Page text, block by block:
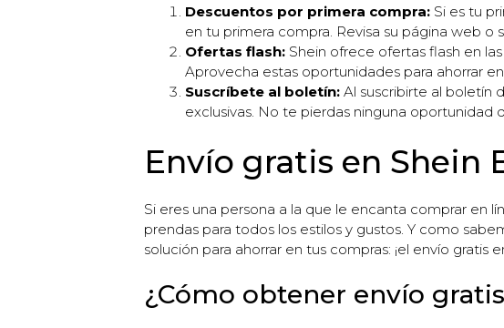
Descuentos por primera compra: Si es tu
en tu primera compra. Revisa su página web o
Ofertas flash: Shein ofrece ofertas flash en
Aprovecha estas oportunidades para ahorrar
Suscríbete al boletín: Al suscribirte al boletín
exclusivas. No te pierdas ninguna oportunidad
Envío gratis en Shein
Si eres una persona a la que le encanta comprar en
prendas para todos los estilos y gustos. Y como
solución para ahorrar en tus compras: ¡el envío gratis
¿Cómo obtener envío